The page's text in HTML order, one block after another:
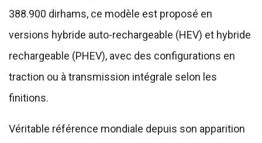
388.900 dirhams, ce modèle est proposé en
versions hybride auto-rechargeable (HEV) et hybride
rechargeable (PHEV), avec des configurations en
traction ou à transmission intégrale selon les
finitions.
Véritable référence mondiale depuis son apparition